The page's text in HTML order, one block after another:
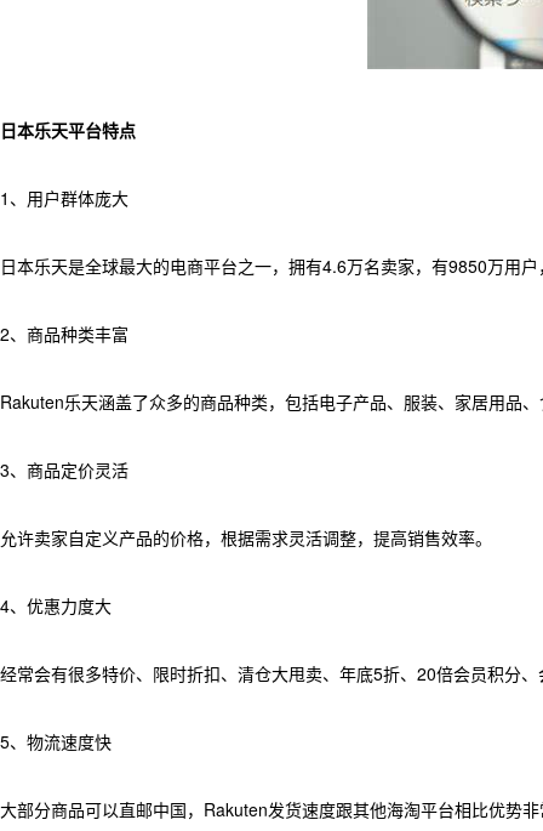
日本乐天平台特点
1、用户群体庞大
日本乐天是全球最大的电商平台之一，拥有4.6万名卖家，有9850万用
2、商品种类丰富
Rakuten乐天涵盖了众多的商品种类，包括电子产品、服装、家居用品
3、商品定价灵活
允许卖家自定义产品的价格，根据需求灵活调整，提高销售效率。
4、优惠力度大
经常会有很多特价、限时折扣、清仓大甩卖、年底5折、20倍会员积分
5、物流速度快
大部分商品可以直邮中国，Rakuten发货速度跟其他海淘平台相比优势